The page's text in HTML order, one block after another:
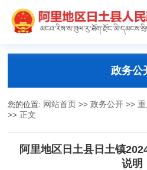
政务公
您的位置: 网站首页 >>政务公开 >>
>> 正文
阿里地区日土县日土镇
说明